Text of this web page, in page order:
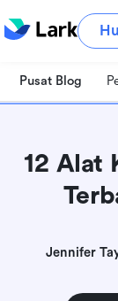
Pusat Blog
12 Alat
Jennifer